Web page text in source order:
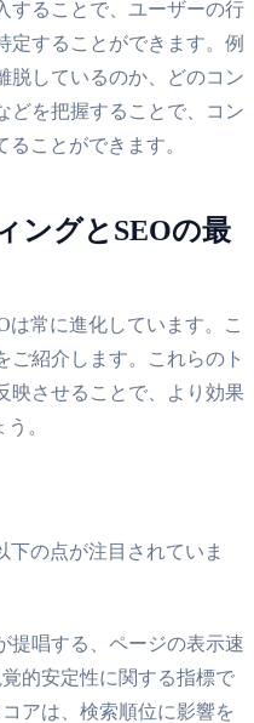
することで、ユーザーの行
定することができます。例
脱しているのか、どのコン
どを把握することで、コン
ことができます。
ングとSEOの最
は常に進化しています。こ
ご紹介します。これらのト
映させることで、より効果
。
下の点が注目されていま
提唱する、ページの表示速
的安定性に関する指標で
アは、検索順位に影響を